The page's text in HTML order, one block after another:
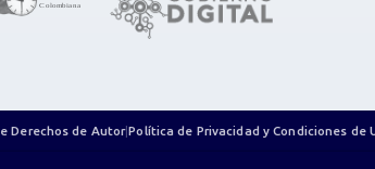
Derechos de Autor|Política de Privacidad y Condiciones de